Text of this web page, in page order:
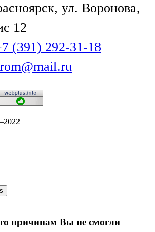
ул. Воронова,
12
(391) 292-31-18
причинам Вы не смогли